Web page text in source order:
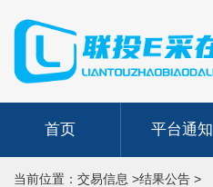
首页 平台通知
当前位置：交易信息 >结果公告 >